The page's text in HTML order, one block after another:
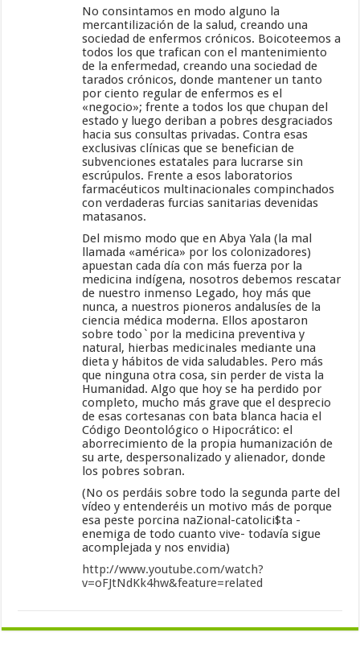
No consintamos en modo alguno la
mercantilización de la salud, creando una
sociedad de enfermos crónicos. Boicoteemos a
todos los que trafican con el mantenimiento
de la enfermedad, creando una sociedad de
tarados crónicos, donde mantener un tanto
por ciento regular de enfermos es el
«negocio»; frente a todos los que chupan del
estado y luego deriban a pobres desgraciados
hacia sus consultas privadas. Contra esas
exclusivas clínicas que se benefician de
subvenciones estatales para lucrarse sin
escrúpulos. Frente a esos laboratorios
farmacéuticos multinacionales compinchados
con verdaderas furcias sanitarias devenidas
matasanos.
Del mismo modo que en Abya Yala (la mal
llamada «américa» por los colonizadores)
apuestan cada día con más fuerza por la
medicina indígena, nosotros debemos rescatar
de nuestro inmenso Legado, hoy más que
nunca, a nuestros pioneros andalusíes de la
ciencia médica moderna. Ellos apostaron
sobre todo`por la medicina preventiva y
natural, hierbas medicinales mediante una
dieta y hábitos de vida saludables. Pero más
que ninguna otra cosa, sin perder de vista la
Humanidad. Algo que hoy se ha perdido por
completo, mucho más grave que el desprecio
de esas cortesanas con bata blanca hacia el
Código Deontológico o Hipocrático: el
aborrecimiento de la propia humanización de
su arte, despersonalizado y alienador, donde
los pobres sobran.
(No os perdáis sobre todo la segunda parte del
vídeo y entenderéis un motivo más de porque
esa peste porcina naZional-catolici$ta -
enemiga de todo cuanto vive- todavía sigue
acomplejada y nos envidia)
http://www.youtube.com/watch?
v=oFJtNdKk4hw&feature=related